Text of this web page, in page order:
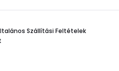
Szállítási Feltételek